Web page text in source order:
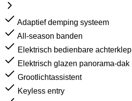
Adaptief demping systeem
All-season banden
Elektrisch bedienbare achterklep
Elektrisch glazen panorama-dak
Grootlichtassistent
Keyless entry